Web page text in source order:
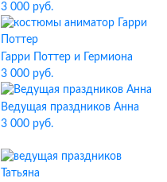
3 000 руб.
Гарри Поттер и Гермиона
3 000 руб.
Ведущая праздников Анна
3 000 руб.